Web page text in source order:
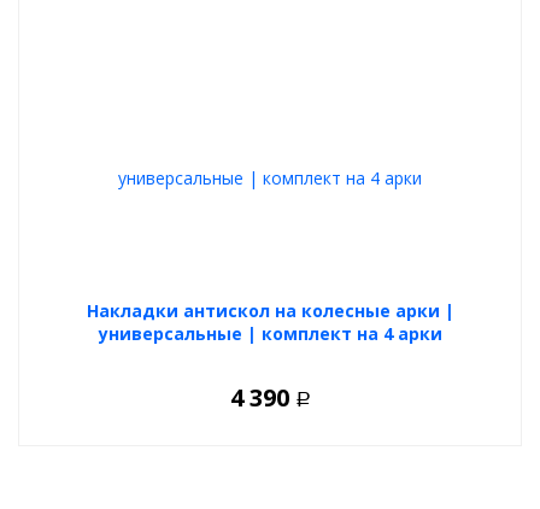
Накладки антискол на колесные арки |
универсальные | комплект на 4 арки
4 390 Р